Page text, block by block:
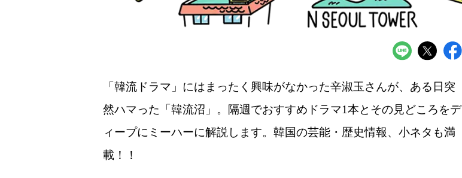
「韓流ドラマ」にはまったく興味がなかった辛淑玉さんが、ある日突
然ハマった「韓流沼」。隔週でおすすめドラマ1本とその見どころをデ
ィープにミーハーに解説します。韓国の芸能・歴史情報、小ネタも満
載！！